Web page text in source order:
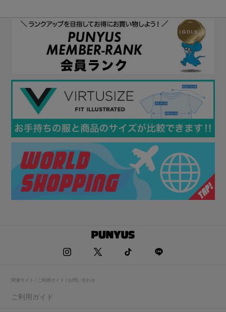
関連サイト / ご利用ガイド / お問い合わせ
ご利用ガイド